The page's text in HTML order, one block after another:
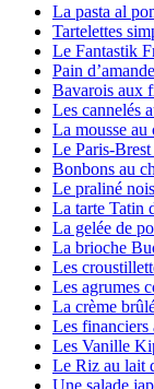
La pasta al
Tartelettes
Le Fantastik
Pain
Bavarois aux
Les cannelés
La mousse
Le Paris-Brest
Bonbons au
Le praliné
La tarte Tatin
La gelée de
La brioche
Les
Les agrumes
La crème
Les financiers
Les Vanille
Le Riz au lait
Une salade